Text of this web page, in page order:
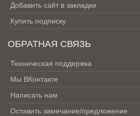
Добавить сайт в закладки
Купить подписку
ОБРАТНАЯ СВЯЗЬ
Техническая поддержка
Мы ВКонтакте
Написать нам
Оставить замечание/предложение